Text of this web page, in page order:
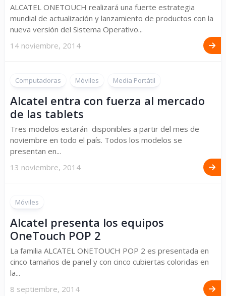
ALCATEL ONETOUCH realizará una fuerte estrategia
mundial de actualización y lanzamiento de productos con la
nueva versión del Sistema Operativo...
14 noviembre, 2014
Computadoras Móviles Media Portátil
Alcatel entra con fuerza al mercado
de las tablets
Tres modelos estarán disponibles a partir del mes de
noviembre en todo el país. Todos los modelos se
presentan en...
13 noviembre, 2014
Móviles
Alcatel presenta los equipos
OneTouch POP 2
La familia ALCATEL ONETOUCH POP 2 es presentada en
cinco tamaños de panel y con cinco cubiertas coloridas en
la...
8 septiembre, 2014